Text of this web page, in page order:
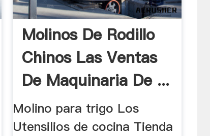
Molinos De Rodillo
Chinos Las Ventas
De Maquinaria De ...
Molino para trigo Los
Utensilios de cocina Tienda